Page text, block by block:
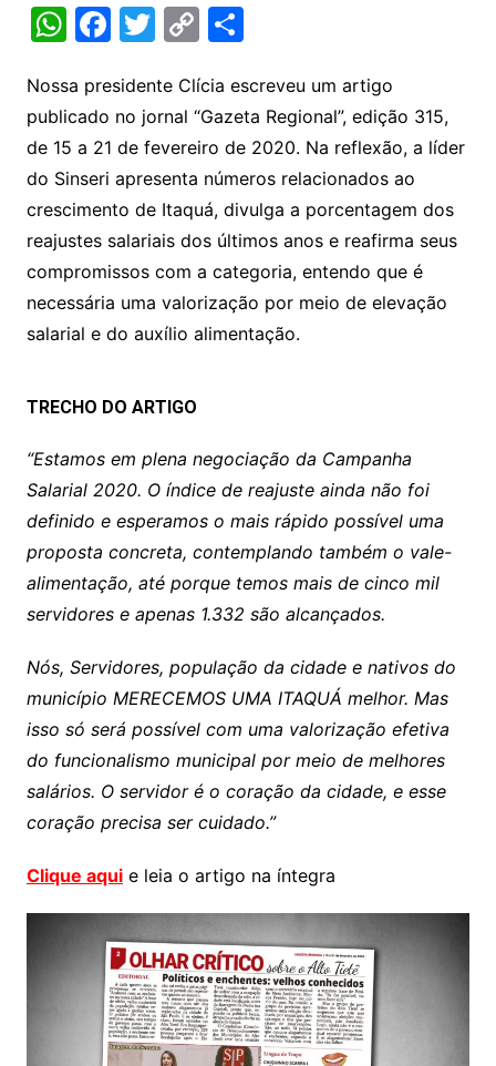
W
at
s
A
p
p
F
c
e
b
o
o
k
T
itt
er
C
p
y
Li
n
k
S
ar
e
Nossa presidente Clícia escreveu um artigo
publicado no jornal “Gazeta Regional”, edição 315,
de 15 a 21 de fevereiro de 2020. Na reflexão, a líder
do Sinseri apresenta números relacionados ao
crescimento de Itaquá, divulga a porcentagem dos
reajustes salariais dos últimos anos e reafirma seus
compromissos com a categoria, entendo que é
necessária uma valorização por meio de elevação
salarial e do auxílio alimentação.
TRECHO DO ARTIGO
“Estamos em plena negociação da Campanha
Salarial 2020. O índice de reajuste ainda não foi
definido e esperamos o mais rápido possível uma
proposta concreta, contemplando também o vale-
alimentação, até porque temos mais de cinco mil
servidores e apenas 1.332 são alcançados.
Nós, Servidores, população da cidade e nativos do
município MERECEMOS UMA ITAQUÁ melhor. Mas
isso só será possível com uma valorização efetiva
do funcionalismo municipal por meio de melhores
salários. O servidor é o coração da cidade, e esse
coração precisa ser cuidado.”
Clique aquie leia o artigo na íntegra